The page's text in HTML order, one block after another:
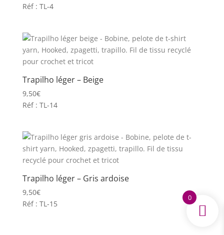
Réf : TL-4
Trapilho léger – Beige
9,50€
Réf : TL-14
Trapilho léger – Gris ardoise
9,50€
Réf : TL-15
0